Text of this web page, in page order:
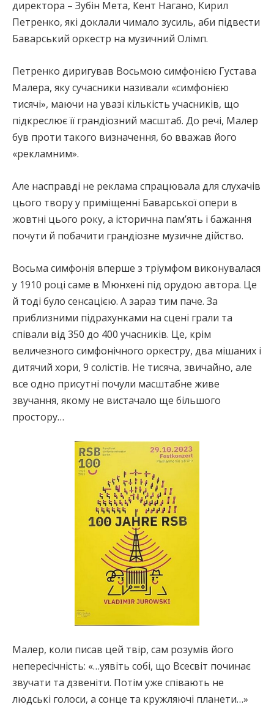
директора – Зубін Мета, Кент Нагано, Кирил
Петренко, які доклали чимало зусиль, аби підвести
Баварський оркестр на музичний Олімп.
Петренко диригував Восьмою симфонією Густава
Малера, яку сучасники називали «симфонією
тисячі», маючи на увазі кількість учасників, що
підкреслює її грандіозний масштаб. До речі, Малер
був проти такого визначення, бо вважав його
«рекламним».
Але насправді не реклама спрацювала для слухачів
цього твору у приміщенні Баварської опери в
жовтні цього року, а історична пам’ять і бажання
почути й побачити грандіозне музичне дійство.
Восьма симфонія вперше з тріумфом виконувалася
у 1910 році саме в Мюнхені під орудою автора. Це
й тоді було сенсацією. А зараз тим паче. За
приблизними підрахунками на сцені грали та
співали від 350 до 400 учасників. Це, крім
величезного симфонічного оркестру, два мішаних і
дитячий хори, 9 солістів. Не тисяча, звичайно, але
все одно присутні почули масштабне живе
звучання, якому не вистачало ще більшого
простору…
Малер, коли писав цей твір, сам розумів його
непересічність: «…уявіть собі, що Всесвіт починає
звучати та дзвеніти. Потім уже співають не
людські голоси, а сонце та кружляючі планети…»